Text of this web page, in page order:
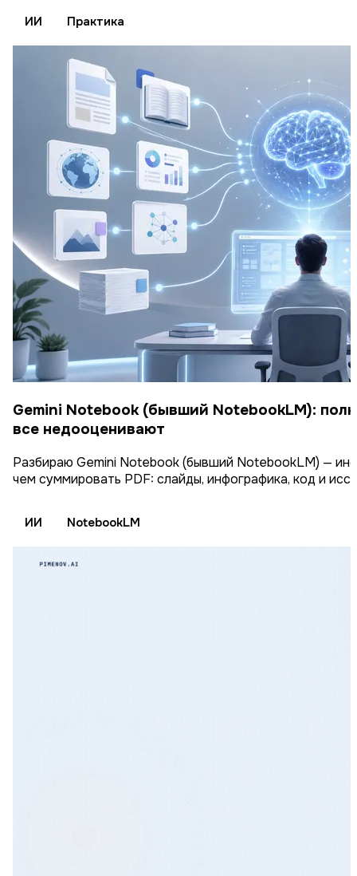
ИИ Практика
Gemini Notebook (бывший NotebookLM):
все недооценивают
Разбираю Gemini Notebook (бывший NotebookLM) —
чем суммировать PDF: слайды, инфографика, код и
ИИ NotebookLM